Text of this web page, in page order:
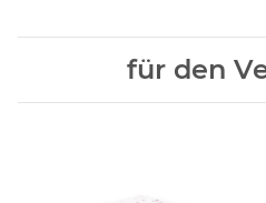
für den